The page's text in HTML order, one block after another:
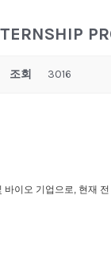
조회 3016
이오 기업으로, 현재